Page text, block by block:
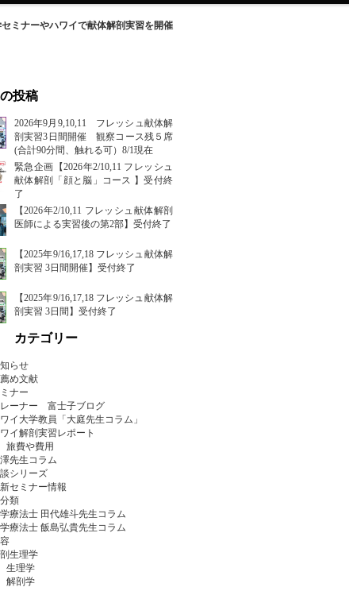
ミナーやハワイで献体解剖実習を開催
投稿
2026年9月9,10,11 フレッシュ献体解
剖実習3日間開催 観察コース残５席
(合計90分間、触れる可）8/1現在
緊急企画【2026年2/10,11 フレッシュ
献体解剖「顔と脳」コース 】受付終
了
【2026年2/10,11 フレッシュ献体解剖
医師による実習後の第2部】受付終了
【2025年9/16,17,18 フレッシュ献体解
剖実習 3日間開催】受付終了
【2025年9/16,17,18 フレッシュ献体解
剖実習 3日間】受付終了
カテゴリー
らせ
め文献
ナー
レーナー 富士子ブログ
イ大学教員「大庭先生コラム」
イ解剖実習レポート
旅費や費用
先生コラム
シリーズ
セミナー情報
類
療法士 田代雄斗先生コラム
療法士 飯島弘貴先生コラム
生理学
生理学
解剖学